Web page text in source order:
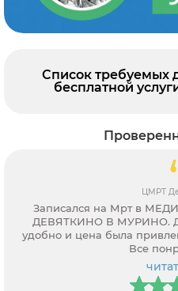
Список требуемых
бесплатной
ЦМРТ
Записался на Мрт в
ДЕВЯТКИНО В МУРИНО.
удобно и цена была
Все